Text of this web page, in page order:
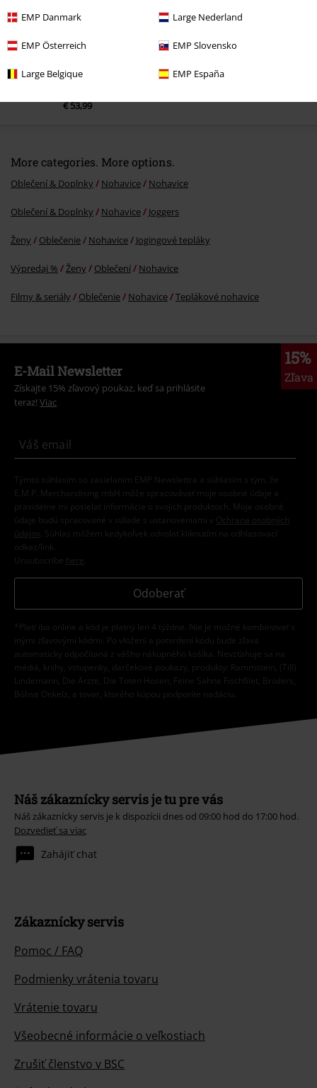
EMP Danmark Large Nederland
EMP Österreich EMP Slovensko
Large Belgique EMP España
€ 53,99
More categories. More options.
Oblečení & Doplnky Nohavice Nohavice
Oblečení & Doplnky Nohavice Joggers
Ženy Oblečenie Nohavice Jogingové tepláky
Výpredaj % Ženy Oblečení Nohavice
Filmy & seriály Oblečenie Nohavice Teplákové nohavice
15%
Zľava
E-Mail Newsletter
Získajte 15% zľavový poukaz, keď sa prihlásite
teraz! Viac
Týmto súhlasím so zasielaním EMP Newslettra a súhlasím s tým, že
E.M.P. Merchandising mbH môže spracovávať moje osobné údaje a
pravidelne mi posielať informácie o svojich produktoch. Moje osobné
údaje budú spracované v súlade s ustanoveniami v
Ochrana osobných
údajov
. Súhlas môžem kedykoľvek odvolať kliknutím na odhlasovací
odkaz/link.
Unsubscribe here
Odoberať
*Platí iba online a kód je platný len 4 týždne. Nie je možné kombinovať s
inými zľavovými kódmi. Po vložení a potvrdení kódu bude zľava
automaticky odpočítaná z vášho nákupného košíka. Nevzťahuje sa na
médiá, knihy, vstupenky, darčekové poukazy, produkty: Rammstein, (Till)
Lindemann, Die Ärzte, Die Toten Hosen, Feine Sahne Fischfilet, Broilers,
Böhse Onkelz, a tovar, ktorého kúpou podporíte nadáciu.
Náš zákaznícky servis je tu pre vás
Náš zákaznícky servis je k dispozícii dnes od 09:00 hod do 17:00 hod.
Dozvedieť sa viac
Zahájiť chat
Zákaznícky servis
Pomoc / FAQ
Podmienky vrátenia tovaru
Vrátenie tovaru
Všeobecné informácie o veľkostiach
Zrušiť členstvo v BSC